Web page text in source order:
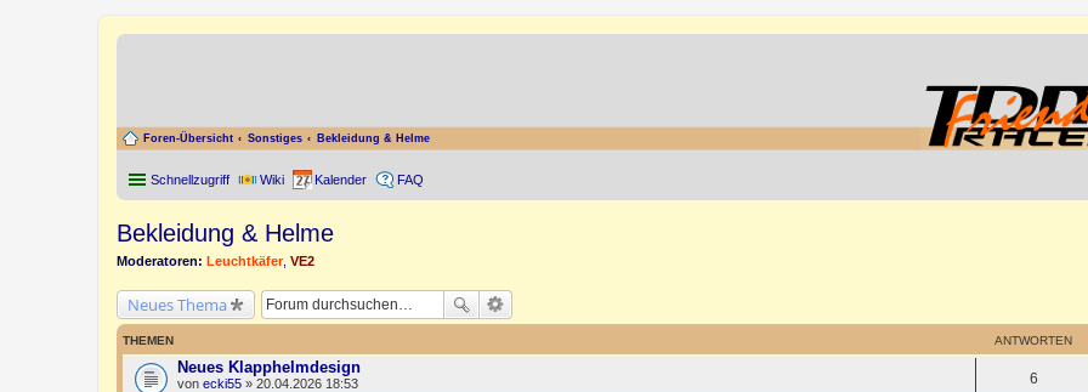
Foren-Übersicht Sonstiges Bekleidung & Helme
Schnellzugriff Wiki Kalender FAQ
Bekleidung & Helme
Moderatoren: Leuchtkäfer VE2
Neues Thema
THEMEN ANTWORTEN
Neues Klapphelmdesign
von ecki55 » 20.04.2026 18:53 6